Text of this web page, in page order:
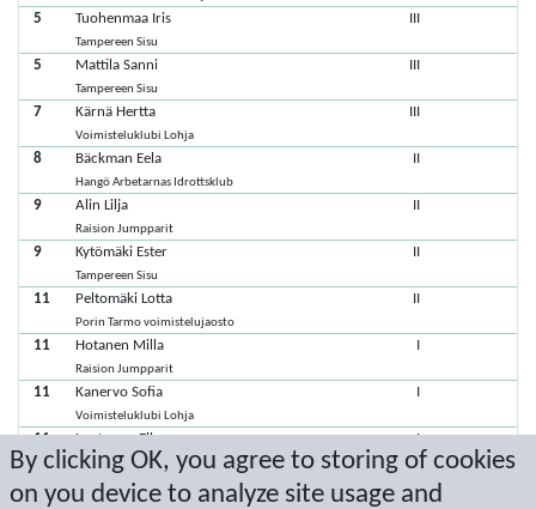
By clicking OK, you agree to storing of cookies
on you device to analyze site usage and
5 Tuohenmaa Iris
Tampereen Sisu
III
5 Mattila Sanni
Tampereen Sisu
III
7 Kärnä Hertta
Voimisteluklubi Lohja
III
8 Bäckman Eela
Hangö Arbetarnas Idrottsklub
II
9 Alin Lilja
Raision Jumpparit
II
9 Kytömäki Ester
Tampereen Sisu
II
11 Peltomäki Lotta
Porin Tarmo voimistelujaosto
II
11 Hotanen Milla
Raision Jumpparit
I
11 Kanervo Sofia
Voimisteluklubi Lohja
I
11 Luotonen Ella
Porin Tarmo voimistelujaosto
I
11 Stenbacka Anna